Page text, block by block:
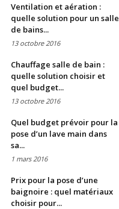
Ventilation et aération :
quelle solution pour un salle
de bains...
13 octobre 2016
Chauffage salle de bain :
quelle solution choisir et
quel budget...
13 octobre 2016
Quel budget prévoir pour la
pose d’un lave main dans
sa...
1 mars 2016
Prix pour la pose d’une
baignoire : quel matériaux
choisir pour...